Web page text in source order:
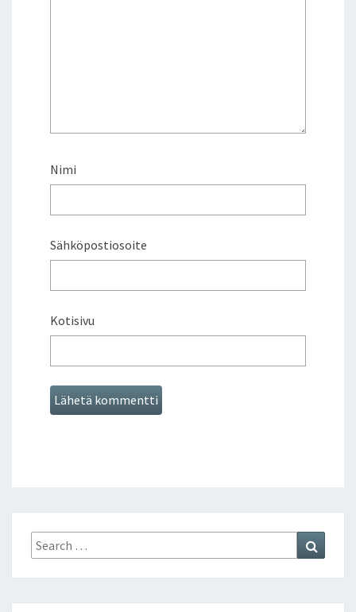
Nimi
Sähköpostiosoite
Kotisivu
Search
for: